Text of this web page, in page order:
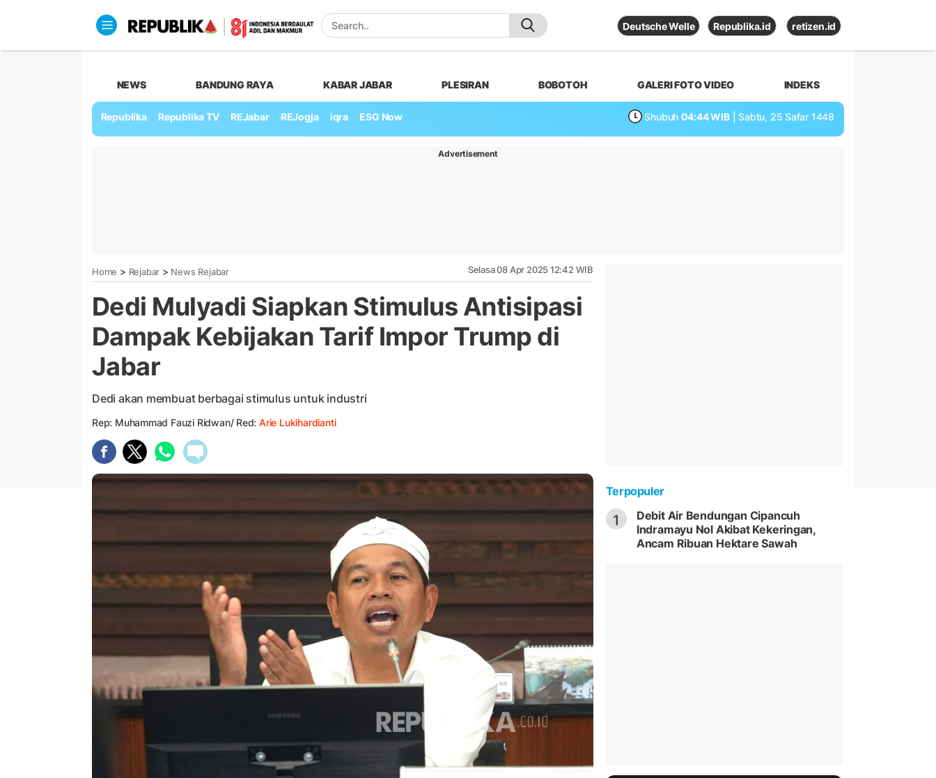
Deutsche Welle Republika.id retizen.id
NEWS BANDUNG RAYA KABAR JABAR PLESIRAN BOBOTOH GALERI FOTO VIDEO INDEKS
Republika Republika TV REJabar REJogja iqra ESG Now Shubuh 04:44 WIB | Sabtu, 25 Safar 1448
Advertisement
Home > Rejabar > News Rejabar Selasa 08 Apr 2025 12:42 WIB
Dedi Mulyadi Siapkan Stimulus Antisipasi
Dampak Kebijakan Tarif Impor Trump di
Jabar
Dedi akan membuat berbagai stimulus untuk industri
Rep: Muhammad Fauzi Ridwan/ Red:Arie Lukihardianti
Terpopuler
1
Debit Air Bendungan Cipancuh
Indramayu Nol Akibat Kekeringan,
Ancam Ribuan Hektare Sawah